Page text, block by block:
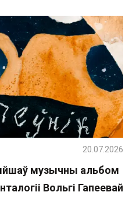
музычны альбом
Вольгі Гапеевай
20.07.2026